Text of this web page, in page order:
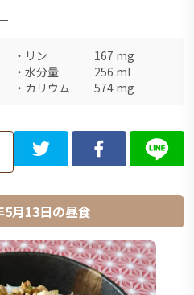
・ リン 167 mg
・ 水分量 256 ml
・ カリウム 574 mg
5月13日の昼食